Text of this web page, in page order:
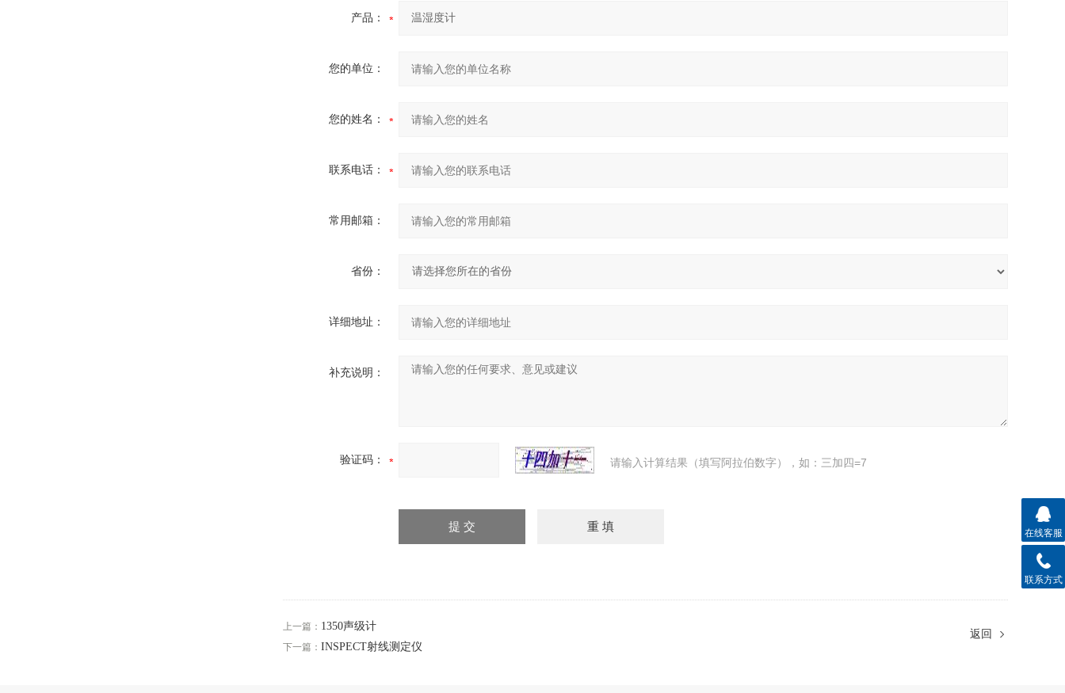
产品：
您的单位：
您的姓名：
联系电话：
常用邮箱：
省份：
详细地址：
补充说明：
验证码： 请输入计算结果（填写阿拉伯数字），如：三加四=7
上一篇： 1350声级计
下一篇： INSPECT射线测定仪
返回
在线客服
联系方式